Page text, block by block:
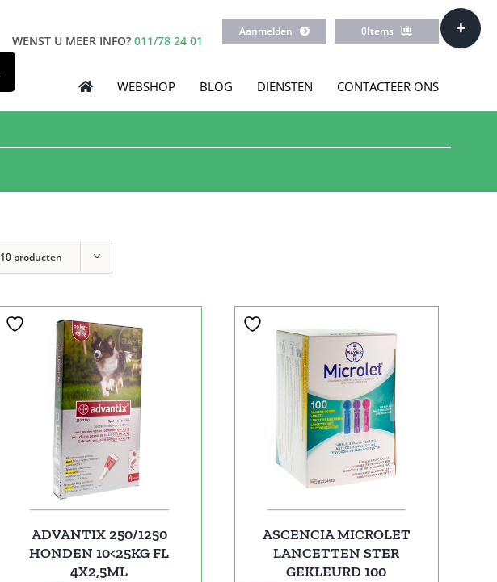
WENST U MEER INFO? 011/78 24 01
Aanmelden 0Items
WEBSHOP BLOG DIENSTEN CONTACTEER ONS
10 producten
ADVANTIX 250/1250
HONDEN 10<25KG FL
4X2,5ML
ASCENCIA MICROLET
LANCETTEN STER
GEKLEURD 100
Toggle
Sliding